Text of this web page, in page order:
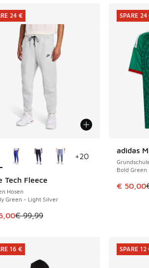
€ 119,99 auf € 80,00 gefallen
Tech Fleece
Hosen
Green - Light Silver
Artikel ist im Sale. Der Preis ist von €
€ 99,99
24 €
+20
24 €
adidas
Bold
Dieser
€ 50,00
SPARE 24
SPARE 24
16 € SPARE 12